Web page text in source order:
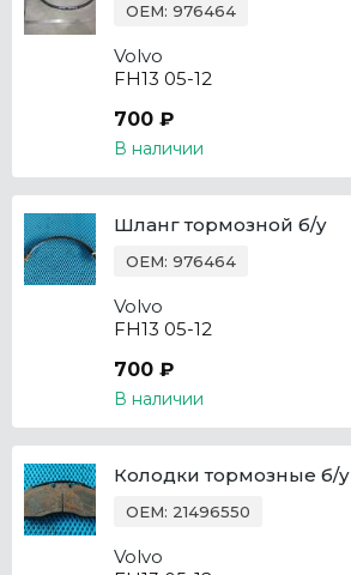
OEM: 976464
Volvo
FH13 05-12
700 ₽
В наличии
Шланг тормозной б/у
OEM: 976464
Volvo
FH13 05-12
700 ₽
В наличии
Колодки тормозные б/у
OEM: 21496550
Volvo